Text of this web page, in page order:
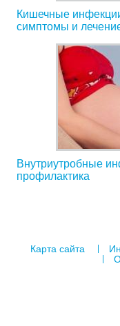
Кишечные
симптомы и
Внутриутробные
профилактика
Карта сайта